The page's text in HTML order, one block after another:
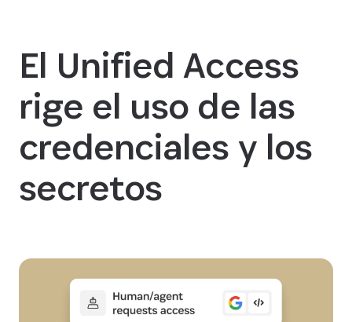
El Unified Access
rige el uso de las
credenciales y los
secretos